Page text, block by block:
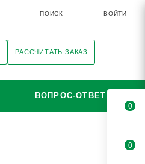
ПОИСК ВОЙТИ
РАССЧИТАТЬ ЗАКАЗ
ВОПРОС-ОТВЕТ
0
0